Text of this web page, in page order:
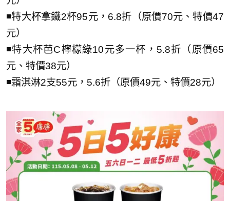
◾特大杯拿鐵2杯95元，6.8折（原價70元、特價47
元）
◾特大杯芭C檸檬綠10元多一杯，5.8折（原價65
元、特價38元）
◾霜淇淋2支55元，5.6折（原價49元、特價28元）